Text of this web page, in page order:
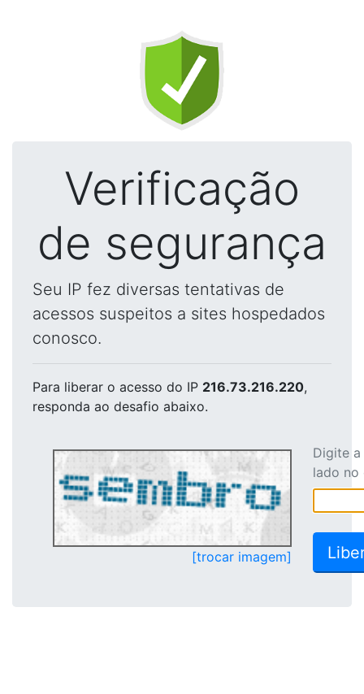
Verificação
de segurança
Seu IP fez diversas tentativas de
acessos suspeitos a sites hospedados
conosco.
Para liberar o acesso do IP 216.73.216.220,
responda ao desafio abaixo.
[trocar imagem]
Digite
lado no